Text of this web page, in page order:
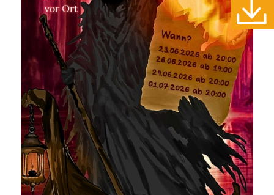
Download